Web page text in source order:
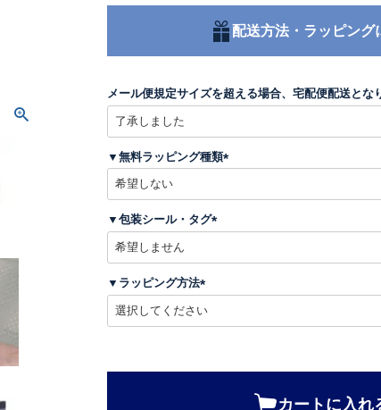
配送方法・ラッピング
メール便規定サイズを超える場合、宅配便配送とな
▼無料ラッピング種類
)
▼包装シール・タグ
)
▼ラッピング方法
カートに入れ